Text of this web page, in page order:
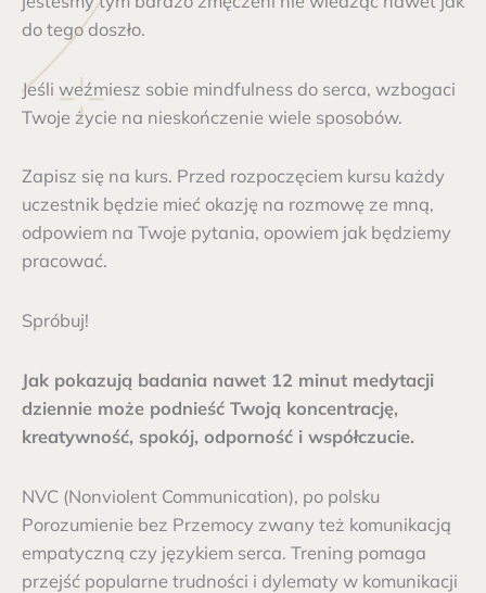
do tego doszło.
Jeśli weźmiesz sobie mindfulness do serca, wzbogaci
Twoje życie na nieskończenie wiele sposobów.
Zapisz się na kurs. Przed rozpoczęciem kursu każdy
uczestnik będzie mieć okazję na rozmowę ze mną,
odpowiem na Twoje pytania, opowiem jak będziemy
pracować.
Spróbuj!
Jak pokazują badania nawet 12 minut medytacji
dziennie może podnieść Twoją koncentrację,
kreatywność, spokój, odporność i współczucie.
NVC (Nonviolent Communication), po polsku
Porozumienie bez Przemocy zwany też komunikacją
empatyczną czy językiem serca. Trening pomaga
przejść popularne trudności i dylematy w komunikacji